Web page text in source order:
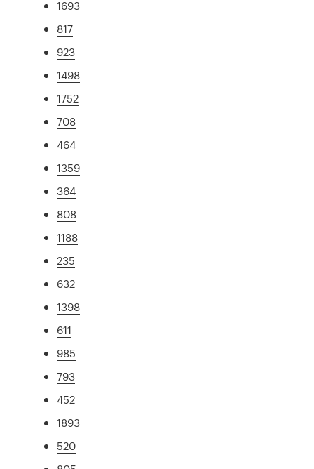
1693
817
923
1498
1752
708
464
1359
364
808
1188
235
632
1398
611
985
793
452
1893
520